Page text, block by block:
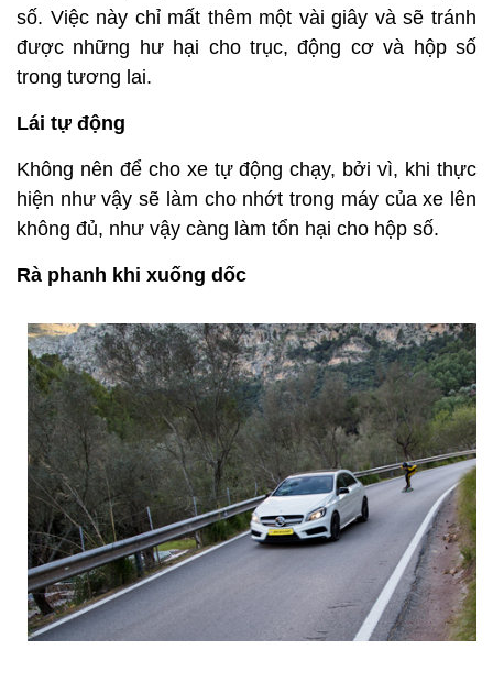
số. Việc này chỉ mất thêm một vài giây và sẽ tránh
được những hư hại cho trục, động cơ và hộp số
trong tương lai.
Lái tự động
Không nên để cho xe tự động chạy, bởi vì, khi thực
hiện như vậy sẽ làm cho nhớt trong máy của xe lên
không đủ, như vậy càng làm tổn hại cho hộp số.
Rà phanh khi xuống dốc